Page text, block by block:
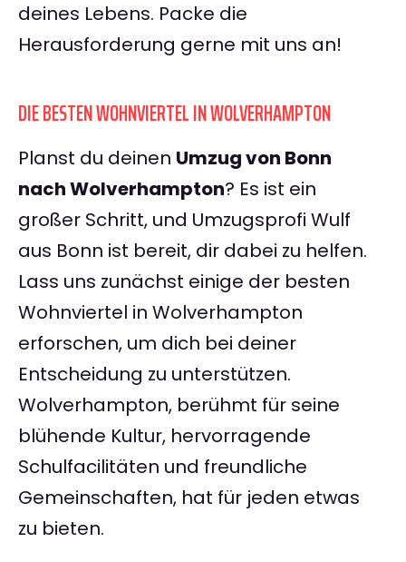
deines Lebens. Packe die
Herausforderung gerne mit uns an!
DIE BESTEN WOHNVIERTEL IN WOLVERHAMPTON
Planst du deinen Umzug von Bonn
nach Wolverhampton? Es ist ein
großer Schritt, und Umzugsprofi Wulf
aus Bonn ist bereit, dir dabei zu helfen.
Lass uns zunächst einige der besten
Wohnviertel in Wolverhampton
erforschen, um dich bei deiner
Entscheidung zu unterstützen.
Wolverhampton, berühmt für seine
blühende Kultur, hervorragende
Schulfacilitäten und freundliche
Gemeinschaften, hat für jeden etwas
zu bieten.